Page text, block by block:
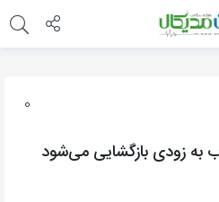
0
به زودی بازگشایی می‌شود